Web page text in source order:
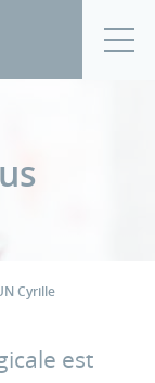
Cyrille
est